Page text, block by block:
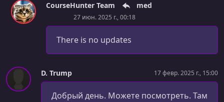
CourseHunter Team med
27 июн. 2025 г., 00:18
There is no updates
D. Trump 17 февр. 2025 г., 15:00
Добрый день. Можете посмотреть. Там